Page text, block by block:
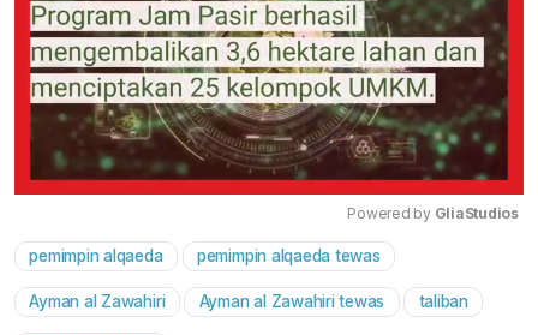
Powered by GliaStudios
pemimpin alqaeda pemimpin alqaeda tewas
Ayman al Zawahiri Ayman al Zawahiri tewas taliban